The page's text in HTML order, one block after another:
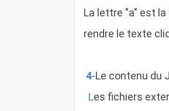
La lettre "a" est
rendre le texte
4-Le contenu du
Les fichiers